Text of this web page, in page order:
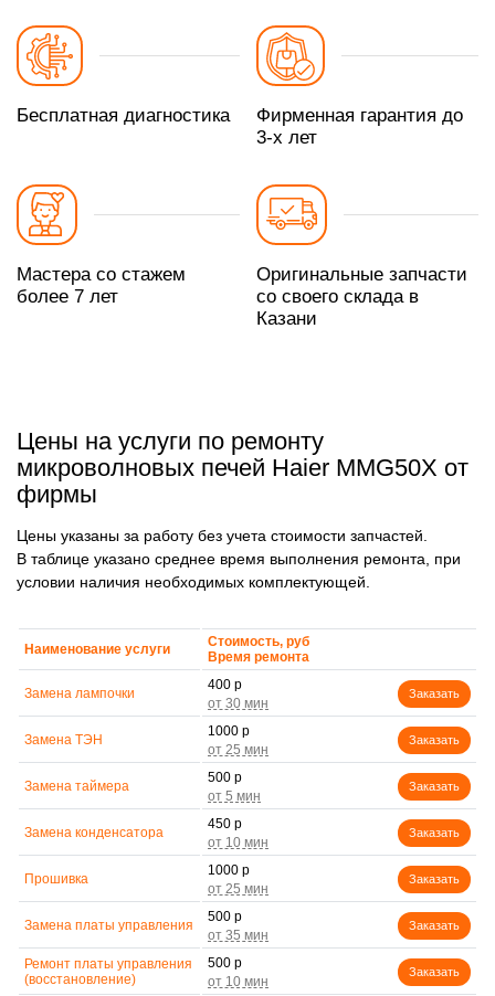
Бесплатная диагностика
Фирменная гарантия до
3-х лет
Мастера со стажем
более 7 лет
Оригинальные запчасти
со своего склада в
Казани
Цены на услуги по ремонту
микроволновых печей Haier MMG50X от
фирмы
Цены указаны за работу без учета стоимости запчастей.
В таблице указано среднее время выполнения ремонта, при
условии наличия необходимых комплектующей.
Наименование услуги
Стоимость, руб
Время ремонта
Замена лампочки
400 р
Заказать
Замена ТЭН
1000 р
Заказать
Замена таймера
500 р
Заказать
Замена конденсатора
450 р
Заказать
Прошивка
1000 р
Заказать
Замена платы управления
500 р
Заказать
Ремонт платы управления
(восстановление)
500 р
Заказать